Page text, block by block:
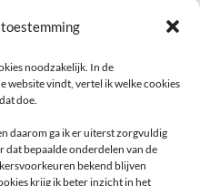
noodzakelijk. In de
website vindt, vertel ik welke cookies
doe.
daarom ga ik er uiterst zorgvuldig
dat bepaalde onderdelen van de
bekend blijven
krijg ik beter inzicht in het